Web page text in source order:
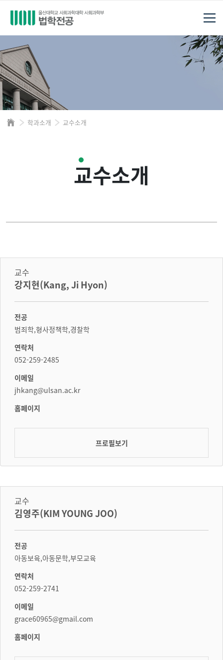
학과소개 교수소개
교수소개
교수
강지현(Kang, Ji Hyon)
전공
범죄학,형사정책학,경찰학
연락처
052-259-2485
이메일
jhkang@ulsan.ac.kr
홈페이지
프로필보기
교수
김영주(KIM YOUNG JOO)
전공
아동보육,아동문학,부모교육
연락처
052-259-2741
이메일
grace60965@gmail.com
홈페이지